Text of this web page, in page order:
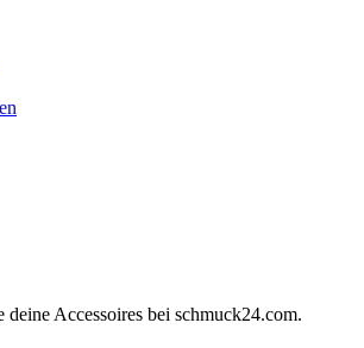
deine Accessoires bei schmuck24.com.